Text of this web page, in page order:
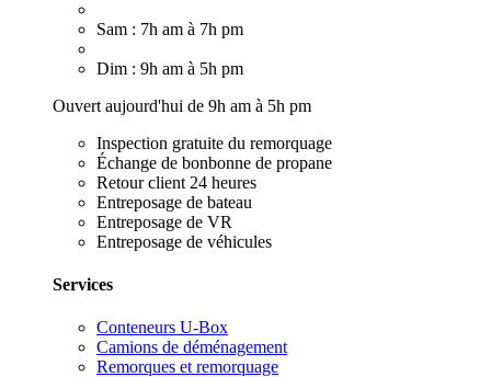
Sam : 7h am à 7h pm
Dim : 9h am à 5h pm
Ouvert aujourd'hui de 9h am à 5h pm
Inspection gratuite du remorquage
Échange de bonbonne de propane
Retour client 24 heures
Entreposage de bateau
Entreposage de VR
Entreposage de véhicules
Services
Conteneurs U-Box
Camions de déménagement
Remorques et remorquage